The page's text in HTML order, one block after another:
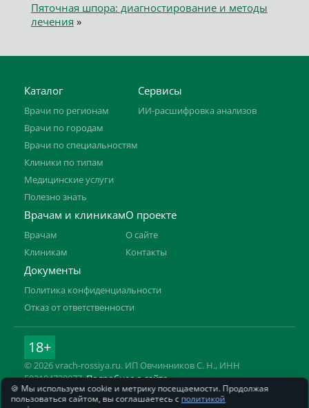
Пяточная шпора: диагностирование и методы
лечения »
Каталог
Врачи по регионам
Врачи по городам
Врачи по специальностям
Клиники по типам
Медицинские услуги
Полезно знать
Сервисы
ИИ-расшифровка анализов
Врачам и клиникам
Врачам
Клиникам
О проекте
О сайте
Контакты
Документы
Политика конфиденциальности
Отказ от ответственности
18+
© 2026 vrach-rossiya.ru. ИП Овчинников С. Н., ИНН
592104728977.Подробнее о сайте
Информация на сайте не заменяет приём врача. Имеются
🍪 Мы используем cookie и метрику посещаемости. Продолжая
пользоваться сайтом, вы соглашаетесь с политикой